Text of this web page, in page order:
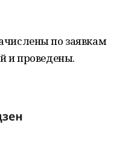
по заявкам
и проведены.